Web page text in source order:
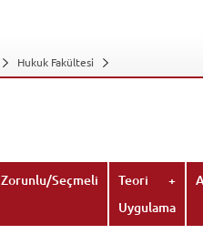
Hukuk Fakültesi
Zorunlu/Seçmeli
Teori +
Uygulama